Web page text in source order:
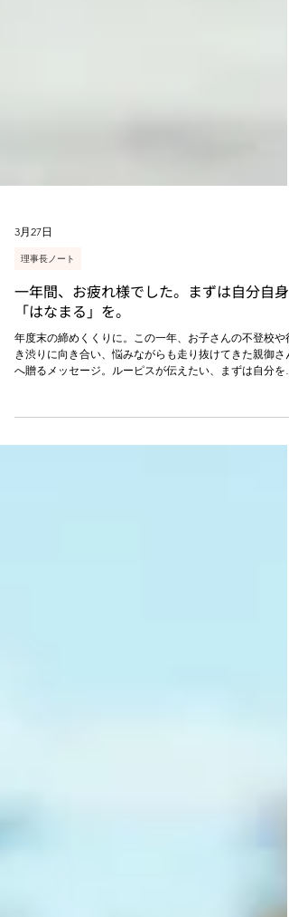
3月27日
理事長ノート
一年間、お疲れ様でした。まずは自分自身
「はなまる」を。
年度末の締めくくりに。この一年、お子さんの不登校や行
めることの大切さ。